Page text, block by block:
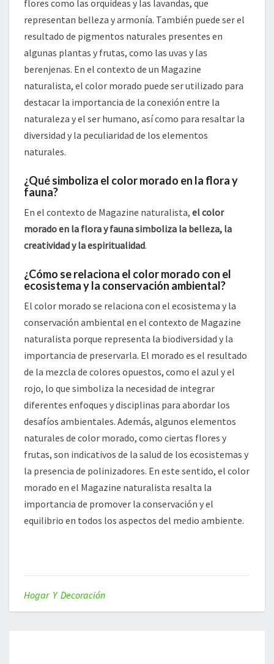
flores como las orquídeas y las lavandas, que
representan belleza y armonía. También puede ser el
resultado de pigmentos naturales presentes en
algunas plantas y frutas, como las uvas y las
berenjenas. En el contexto de un Magazine
naturalista, el color morado puede ser utilizado para
destacar la importancia de la conexión entre la
naturaleza y el ser humano, así como para resaltar la
diversidad y la peculiaridad de los elementos
naturales.
¿Qué simboliza el color morado en la flora y
fauna?
En el contexto de Magazine naturalista, el color
morado en la flora y fauna simboliza la belleza, la
creatividad y la espiritualidad.
¿Cómo se relaciona el color morado con el
ecosistema y la conservación ambiental?
El color morado se relaciona con el ecosistema y la
conservación ambiental en el contexto de Magazine
naturalista porque representa la biodiversidad y la
importancia de preservarla. El morado es el resultado
de la mezcla de colores opuestos, como el azul y el
rojo, lo que simboliza la necesidad de integrar
diferentes enfoques y disciplinas para abordar los
desafíos ambientales. Además, algunos elementos
naturales de color morado, como ciertas flores y
frutas, son indicativos de la salud de los ecosistemas y
la presencia de polinizadores. En este sentido, el color
morado en el Magazine naturalista resalta la
importancia de promover la conservación y el
equilibrio en todos los aspectos del medio ambiente.
Hogar Y Decoración